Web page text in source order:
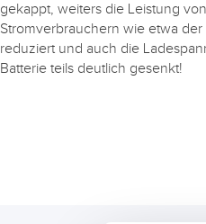
gekappt, weiters die Leistung von
Stromverbrauchern wie etwa der
reduziert und auch die
Batterie teils deutlich gesenkt!